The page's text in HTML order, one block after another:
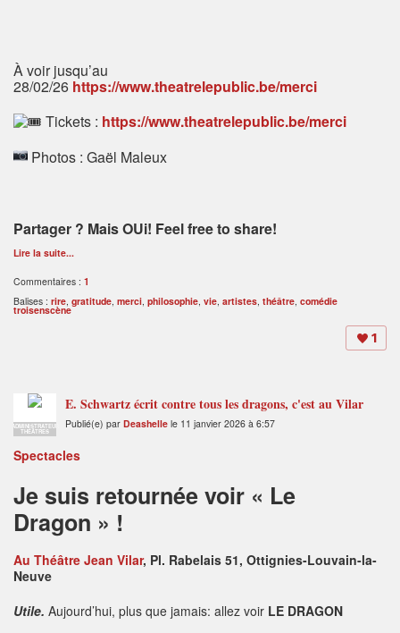
À voir jusqu’au
28/02/26 https://www.theatrelepublic.be/merci
Tickets : https://www.theatrelepublic.be/merci
Photos : Gaël Maleux
Partager ? Mais OUi! Feel free to share!
Lire la suite...
Commentaires : 1
Balises : rire gratitude merci philosophie vie artistes théâtre comédie
troisenscène
1
ADMINISTRATEUR
THÉÂTRES
E. Schwartz écrit contre tous les dragons, c'est au Vilar
Publié(e) par Deashelle le 11 janvier 2026 à 6:57
Spectacles
Je suis retournée voir « Le
Dragon » !
Au Théâtre Jean Vilar, Pl. Rabelais 51, Ottignies-Louvain-la-
Neuve
Utile. Aujourd’hui, plus que jamais: allez voir LE DRAGON